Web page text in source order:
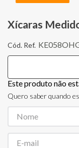
Xícaras
Este produto não
Quero saber quando